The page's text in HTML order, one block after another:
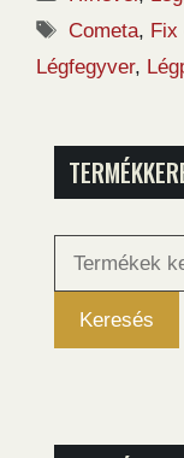
Címkék
Cometa, Fix
Légfegyver,
Keresés
Keresés